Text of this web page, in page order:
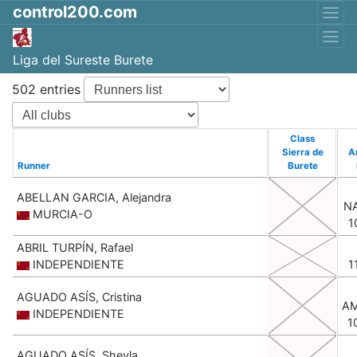
control200.com
Liga del Sureste Burete
502 entries
Runner
Class
Sierra de
Burete
ABELLAN GARCIA, Alejandra
MURCIA-O
ABRIL TURPÍN, Rafael
INDEPENDIENTE
AGUADO ASÍS, Cristina
INDEPENDIENTE